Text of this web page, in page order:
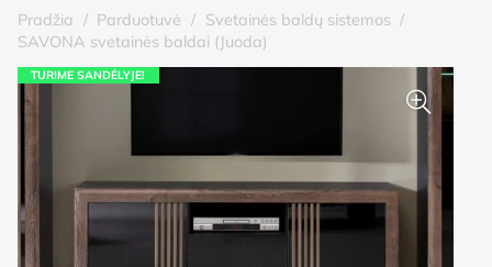
Pradžia / Parduotuvė / Svetainės baldų sistemos /
SAVONA svetainės baldai (Juoda)
TURIME SANDĖLYJE!